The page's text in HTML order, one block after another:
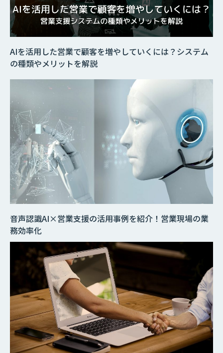
音声認識AI×営業支援の活用事例を紹介！営業現場の業
務効率化
AIを活用した営業で顧客を増やしていくには？システム
の種類やメリットを解説